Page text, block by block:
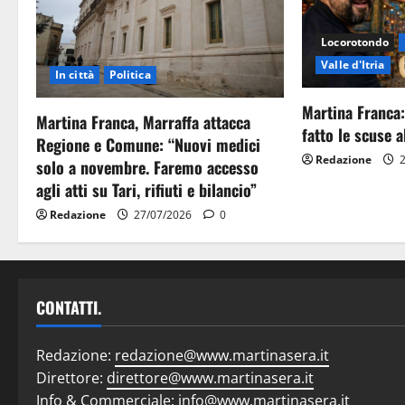
In città Politica
Martina Franca, Marraffa attacca
Regione e Comune: “Nuovi medici
solo a novembre. Faremo accesso
agli atti su Tari, rifiuti e bilancio”
Redazione 27/07/2026 0
Locorotondo
Valle d'Itria
Martina
fatto le scuse
Redazione
CONTATTI.
Redazione: redazione@www.martinasera.it
Direttore: direttore@www.martinasera.it
Info & Commerciale: info@www.martinasera.it